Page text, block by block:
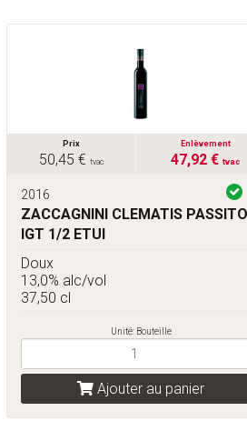
Prix
50,45 € tvac
Enlèvement
47,92 € tvac
2016
ZACCAGNINI CLEMATIS PASSITO
IGT 1/2 ETUI
Doux
13,0% alc/vol
37,50 cl
Unité: Bouteille
Ajouter au panier